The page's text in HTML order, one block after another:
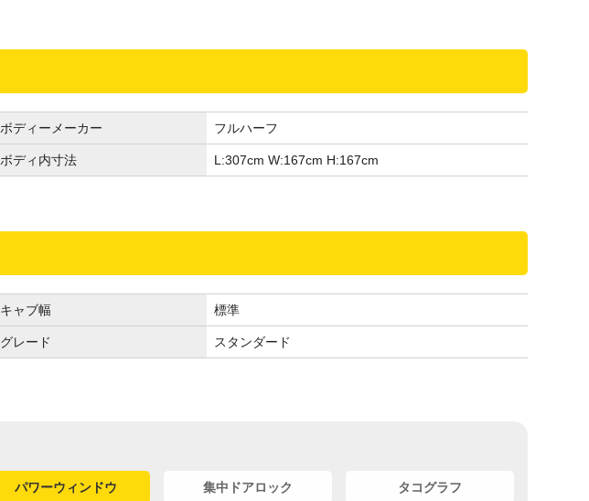
ボディーメーカー フルハーフ
ボディ内寸法 L:307cm W:167cm H:167cm
キャブ幅 標準
グレード スタンダード
パワーウィンドウ 集中ドアロック タコグラフ